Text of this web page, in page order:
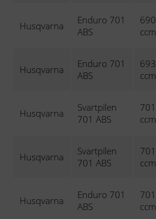
Husqvarna
Enduro 701
ABS
690
ccm
Husqvarna
Enduro 701
ABS
693
ccm
Husqvarna
Svartpilen
701 ABS
701
ccm
Husqvarna
Svartpilen
701 ABS
701
ccm
Husqvarna
Enduro 701
ABS
701
ccm